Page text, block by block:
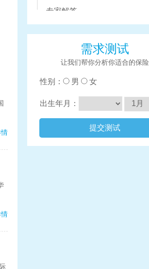
专家解答
相关专题推荐
需求测试
让我们帮你分析你适合的保险
性别： 男 女
出生年月：
提交测试